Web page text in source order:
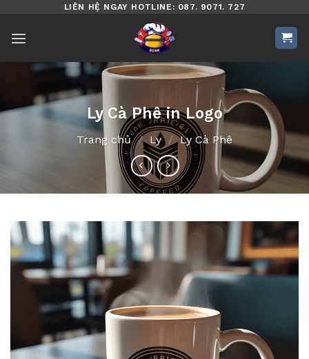
nội
dung
LIÊN HỆ NGAY HOTLINE: 087. 9071. 727
Ly Cà Phê in Logo
Trang chủ / Ly / Ly Cà Phê